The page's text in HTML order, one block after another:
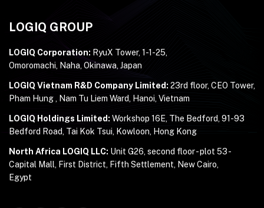
LOGIQ GROUP
LOGIQ Corporation: RyuX Tower, 1-1-25,
Omoromachi, Naha, Okinawa, Japan
LOGIQ Vietnam R&D Company Limited: 23rd floor, CEO Tower,
Pham Hung , Nam Tu Liem Ward, Hanoi, Vietnam
LOGIQ Holdings Limited: Workshop 16E, The Bedford, 91-93
Bedford Road, Tai Kok Tsui, Kowloon, Hong Kong
North Africa LOGIQ LLC: Unit G26, second floor - plot 53 -
Capital Mall, First District, Fifth Settlement, New Cairo,
Egypt